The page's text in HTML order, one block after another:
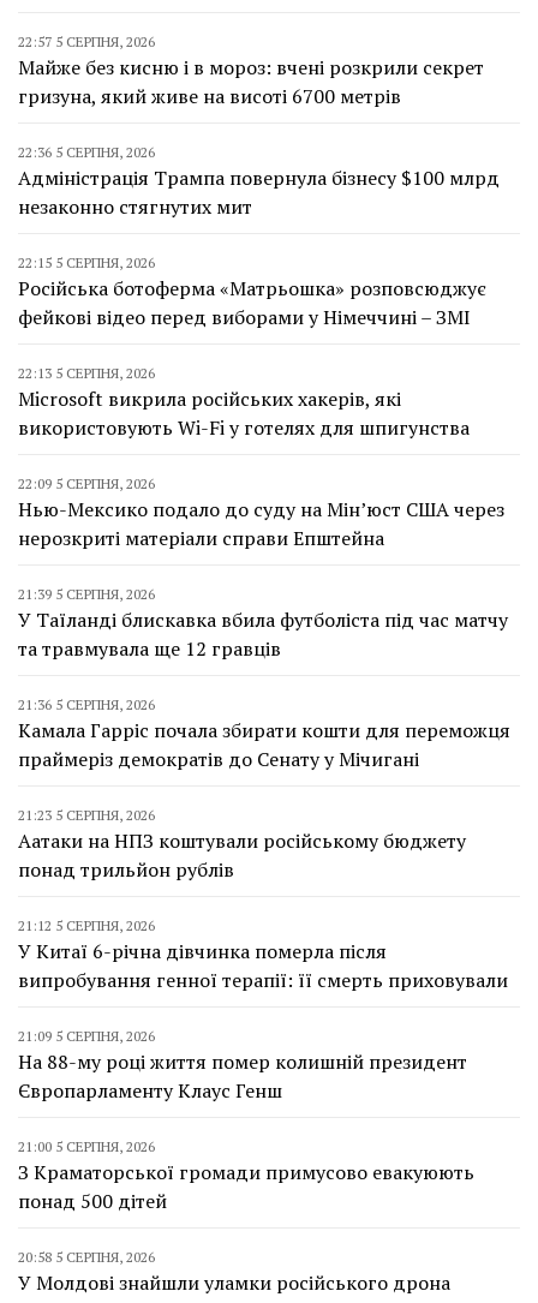
22:57 5 СЕРПНЯ, 2026
Майже без кисню і в мороз: вчені розкрили секрет
гризуна, який живе на висоті 6700 метрів
22:36 5 СЕРПНЯ, 2026
Адміністрація Трампа повернула бізнесу $100 млрд
незаконно стягнутих мит
22:15 5 СЕРПНЯ, 2026
Російська ботоферма «Матрьошка» розповсюджує
фейкові відео перед виборами у Німеччині – ЗМІ
22:13 5 СЕРПНЯ, 2026
Microsoft викрила російських хакерів, які
використовують Wi-Fi у готелях для шпигунства
22:09 5 СЕРПНЯ, 2026
Нью-Мексико подало до суду на Мін’юст США через
нерозкриті матеріали справи Епштейна
21:39 5 СЕРПНЯ, 2026
У Таїланді блискавка вбила футболіста під час матчу
та травмувала ще 12 гравців
21:36 5 СЕРПНЯ, 2026
Камала Гарріс почала збирати кошти для переможця
праймеріз демократів до Сенату у Мічигані
21:23 5 СЕРПНЯ, 2026
Аатаки на НПЗ коштували російському бюджету
понад трильйон рублів
21:12 5 СЕРПНЯ, 2026
У Китаї 6-річна дівчинка померла після
випробування генної терапії: її смерть приховували
21:09 5 СЕРПНЯ, 2026
На 88-му році життя помер колишній президент
Європарламенту Клаус Генш
21:00 5 СЕРПНЯ, 2026
З Краматорської громади примусово евакуюють
понад 500 дітей
20:58 5 СЕРПНЯ, 2026
У Молдові знайшли уламки російського дрона